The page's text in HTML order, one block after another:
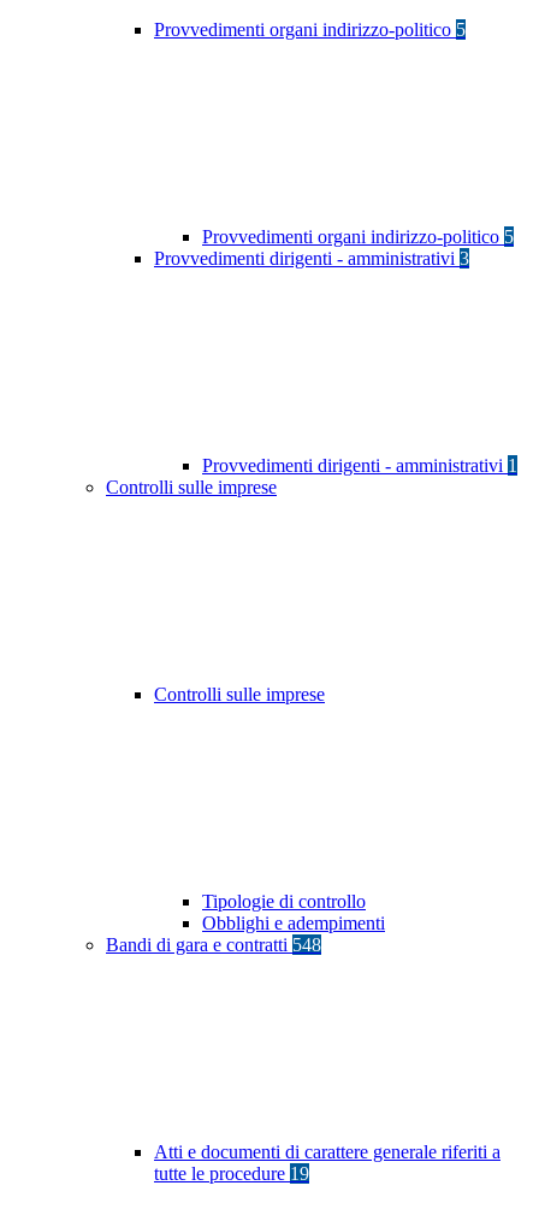
Provvedimenti organi indirizzo-politico 5
Provvedimenti organi indirizzo-politico 5
Provvedimenti dirigenti - amministrativi 3
Provvedimenti dirigenti - amministrativi 1
Controlli sulle imprese
Controlli sulle imprese
Tipologie di controllo
Obblighi e adempimenti
Bandi di gara e contratti 548
Atti e documenti di carattere generale riferiti a
tutte le procedure 19